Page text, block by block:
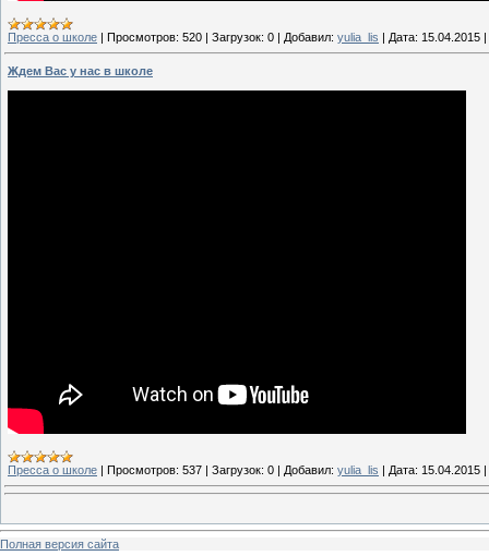
Пресса о школе | Просмотров: 520 | Загрузок: 0 | Добавил: yulia_lis | Дата: 15.04.2015 |
Ждем Вас у нас в школе
Пресса о школе | Просмотров: 537 | Загрузок: 0 | Добавил: yulia_lis | Дата: 15.04.2015 |
Полная версия сайта